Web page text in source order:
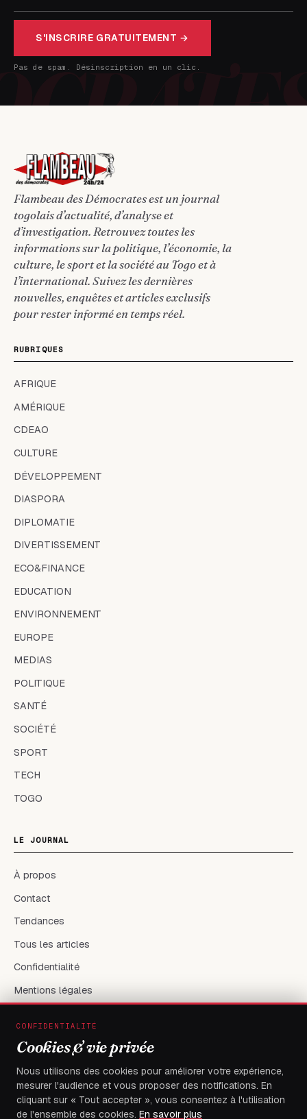
S'INSCRIRE GRATUITEMENT →
Pas de spam. Désinscription en un clic.
Flambeau des Démocrates est un journal
togolais d’actualité, d’analyse et
d’investigation. Retrouvez toutes les
informations sur la politique, l’économie, la
culture, le sport et la société au Togo et à
l’international. Suivez les dernières
nouvelles, enquêtes et articles exclusifs
pour rester informé en temps réel.
RUBRIQUES
AFRIQUE
AMÉRIQUE
CDEAO
CULTURE
DÉVELOPPEMENT
DIASPORA
DIPLOMATIE
DIVERTISSEMENT
ECO&FINANCE
EDUCATION
ENVIRONNEMENT
EUROPE
MEDIAS
POLITIQUE
SANTÉ
SOCIÉTÉ
SPORT
TECH
TOGO
LE JOURNAL
À propos
Contact
Tendances
Tous les articles
Confidentialité
Mentions légales
X / Twitter
flambeaudesdemocrates@gmail.com
CONFIDENTIALITÉ
Cookies & vie privée
Nous utilisons des cookies pour améliorer votre expérience,
mesurer l'audience et vous proposer des notifications. En
cliquant sur « Tout accepter », vous consentez à l'utilisation
de l'ensemble des cookies. En savoir plus